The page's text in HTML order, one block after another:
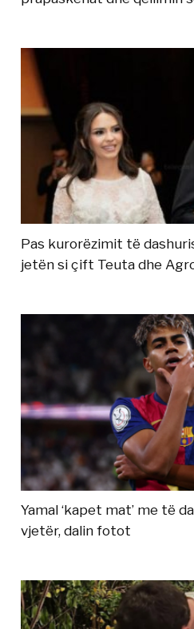
Pas kurorëzimit të
jetën si çift Teuta dhe
Yamal ‘kapet mat’ me të
vjetër, dalin fotot